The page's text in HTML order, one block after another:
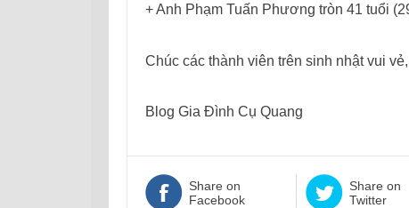
+ Anh Phạm Tuấn Phương tròn 41 tuổi
Chúc các thành viên trên sinh nhật vui
Blog Gia Đình Cụ Quang
Share on
Facebook
Share on
Twitter